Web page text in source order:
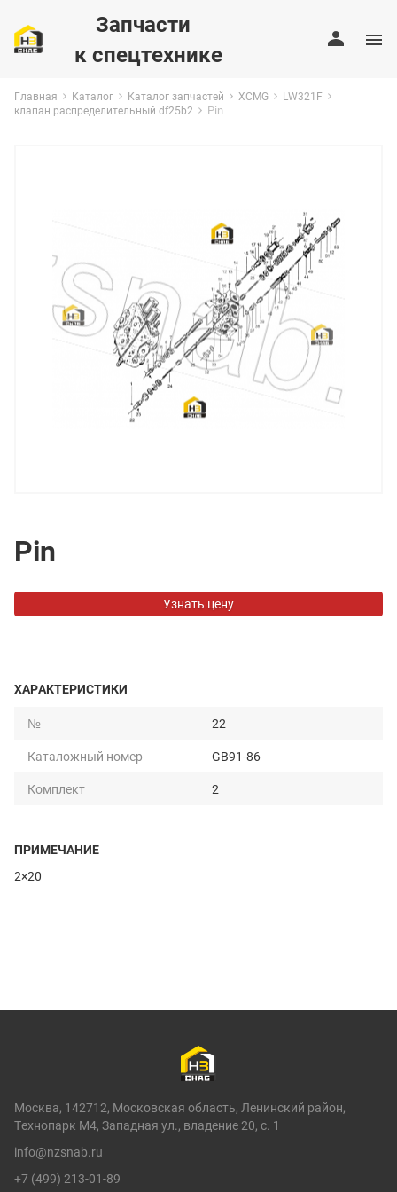
Запчасти
к спецтехнике
Главная Каталог Каталог запчастей XCMG
LW321F
клапан распределительный df25b2
Pin
Pin
Узнать цену
ХАРАКТЕРИСТИКИ
№
22
Каталожный номер
GB91-86
Комплект
2
ПРИМЕЧАНИЕ
2×20
Москва, 142712, Московская область, Ленинский район,
Технопарк М4, Западная ул., владение 20, с. 1
info@nzsnab.ru
+7 (499) 213-01-89